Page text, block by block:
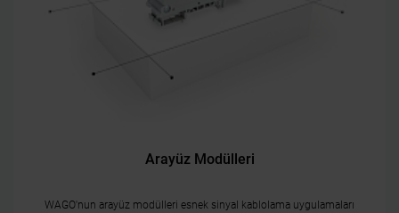
Arayüz Modülleri
WAGO'nun arayüz modülleri esnek sinyal kablolama uygulamaları